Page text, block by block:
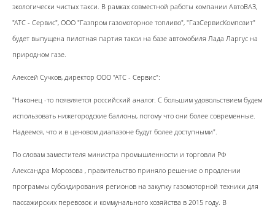
экологически чистых такси. В рамках совместной работы компании АвтоВАЗ,
"АТС - Сервис", ООО "Газпром газомоторное топливо", "ГазСервисКомпозит"
будет выпущена пилотная партия такси на базе автомобиля Лада Ларгус на
природном газе.
Алексей Сучков, директор ООО "АТС - Сервис":
"Наконец -то появляется российский аналог. С большим удовольствием будем
использовать нижегородские баллоны, потому что они более современные.
Надеемся, что и в ценовом диапазоне будут более доступными".
По словам заместителя министра промышленности и торговли РФ
Александра Морозова , правительство приняло решение о продлении
программы субсидирования регионов на закупку газомоторной техники для
пассажирских перевозок и коммунального хозяйства в 2015 году. В